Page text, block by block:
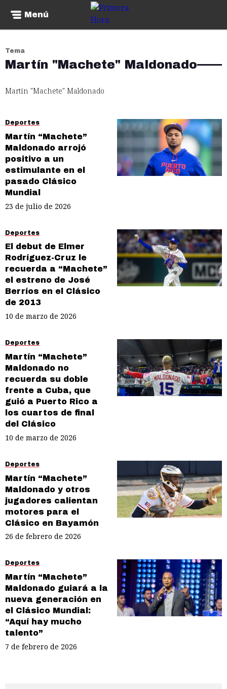
Menú
Tema
Martín "Machete" Maldonado
Martín "Machete" Maldonado
Deportes
Martín “Machete”
Maldonado arrojó
positivo a un
estimulante en el
pasado Clásico
Mundial
23 de julio de 2026
Deportes
El debut de Elmer
Rodríguez-Cruz le
recuerda a “Machete”
el estreno de José
Berríos en el Clásico
de 2013
10 de marzo de 2026
Deportes
Martín “Machete”
Maldonado no
recuerda su doble
frente a Cuba, que
guió a Puerto Rico a
los cuartos de final
del Clásico
10 de marzo de 2026
Deportes
Martín “Machete”
Maldonado y otros
jugadores calientan
motores para el
Clásico en Bayamón
26 de febrero de 2026
Deportes
Martín “Machete”
Maldonado guiará a la
nueva generación en
el Clásico Mundial:
“Aquí hay mucho
talento”
7 de febrero de 2026